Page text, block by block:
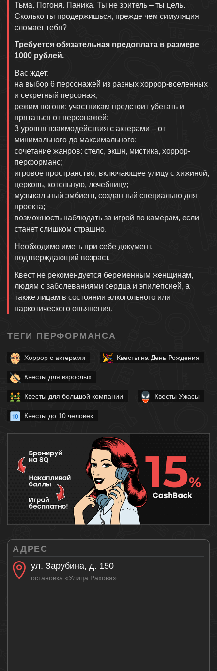
Тьма. Погоня. Паника. Ты не зритель – ты цель.
Сколько ты продержишься, прежде чем симуляция
сломает тебя?
Требуется обязательная предоплата в размере
1000 рублей.
Вас ждет:
на выбор 6 персонажей из разных хоррор-вселенных
и секретный персонаж;
режим погони: участникам предстоит убегать и
прятаться от персонажей;
3 уровня взаимодействия с актерами – от
минимального до максимального;
сочетание жанров: стелс, экшн, мистика, хоррор-
перформанс;
игровое пространство, включающее улицу с хижиной,
церковь, котельную, лечебницу;
музыкальный эмбиент, созданный специально для
проекта;
возможность наблюдать за игрой по камерам, если
станет слишком страшно.
Необходимо иметь при себе документ,
подтверждающий возраст.
Квест не рекомендуется беременным женщинам,
людям с заболеваниями сердца и эпилепсией, а
также лицам в состоянии алкогольного или
наркотического опьянения.
ТЕГИ ПЕРФОРМАНСА
Хоррор с актерами Квесты на День Рождения
Квесты для взрослых
Квесты для большой компании Квесты Ужасы
Квесты до 10 человек
АДРЕС
ул. Зарубина, д. 150
остановка «Улица Рахова»